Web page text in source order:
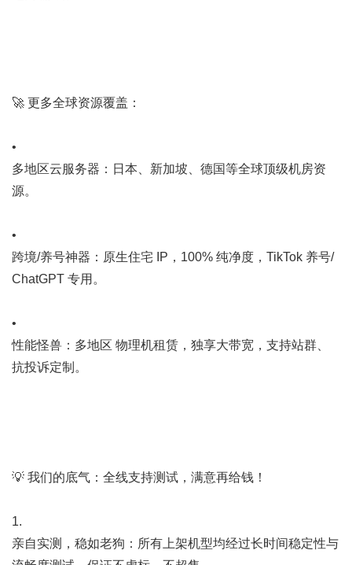
🚀 更多全球资源覆盖：
•
多地区云服务器：日本、新加坡、德国等全球顶级机房资
源。
•
跨境/养号神器：原生住宅 IP，100% 纯净度，TikTok 养号/
ChatGPT 专用。
•
性能怪兽：多地区 物理机租赁，独享大带宽，支持站群、
抗投诉定制。
💡 我们的底气：全线支持测试，满意再给钱！
1.
亲自实测，稳如老狗：所有上架机型均经过长时间稳定性与